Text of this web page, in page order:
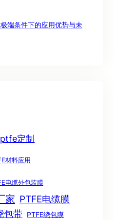
端条件下的应用优势与未
ptfe定制
材料应用
电缆外包装膜
家 PTFE电缆膜
包带 PTFE绕包膜